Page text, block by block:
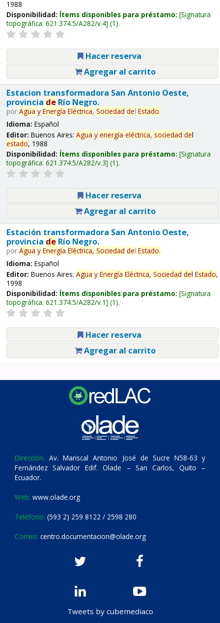
1988
Disponibilidad: Ítems disponibles para préstamo: Signatura
topográfica: 621.374.5/A282/v.4 (1).
Hacer reserva
Agregar al carrito
Estacion transformadora San Antonio Oeste,
provincia deRío Negro.
por Agua y Energía Eléctrica, Sociedad del Estado.
Idioma: Español
Editor: Buenos Aires: Agua y energía eléctrica, sociedad del
estado, 1988
Disponibilidad: Ítems disponibles para préstamo: Signatura
topográfica: 621.374.5/A282/v.3 (1).
Hacer reserva
Agregar al carrito
Estación transformadora San Antonio Oeste,
provincia deRío Negro.
por Agua y Energía Eléctrica, Sociedad del Estado.
Idioma: Español
Editor: Buenos Aires: Agua y Energía Eléctrica, Sociedad del Estado,
1998
Disponibilidad: Ítems disponibles para préstamo: Signatura
topográfica: 621.374.5/A282/v.1 (1).
Hacer reserva
Agregar al carrito
Dirección: Av. Mariscal Antonio José de Sucre N58-63 y
Fernández Salvador Edif. Olade – San Carlos, Quito –
Ecuador.
Web: www.olade.org
Teléfono: (593 2) 259 8122 / 2598 280
Correo: centro.documentacion@olade.org
Tweets by cubemediaco